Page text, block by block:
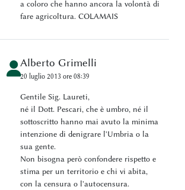
a coloro che hanno ancora la volontà di
fare agricoltura. COLAMAIS
Alberto Grimelli
20 luglio 2013 ore 08:39
Gentile Sig. Laureti,
né il Dott. Pescari, che è umbro, né il
sottoscritto hanno mai avuto la minima
intenzione di denigrare l'Umbria o la
sua gente.
Non bisogna però confondere rispetto e
stima per un territorio e chi vi abita,
con la censura o l'autocensura.